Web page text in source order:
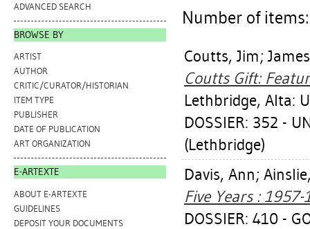
ADVANCED SEARCH
BROWSE BY
ARTIST
AUTHOR
CRITIC/CURATOR/HISTORIAN
ITEM TYPE
PUBLISHER
DATE OF PUBLICATION
ART ORGANIZATION
E-ARTEXTE
ABOUT E-ARTEXTE
GUIDELINES
DEPOSIT YOUR DOCUMENTS
Number of
Coutts, Jim;
Coutts Gift:
Lethbridge, Alta:
DOSSIER: 352 -
(Lethbridge)
Davis, Ann;
Five Years : 1957-
DOSSIER: 410 -